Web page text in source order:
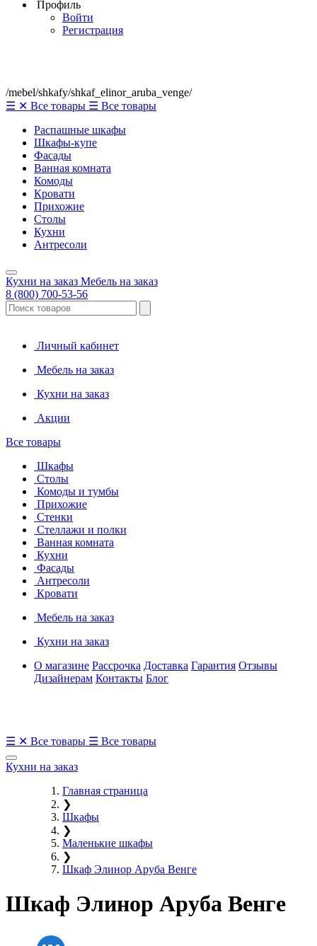
Профиль
Войти
Регистрация
/mebel/shkafy/shkaf_elinor_aruba_venge/
☰ ✕ Все товары ☰ Все товары
Распашные шкафы
Шкафы-купе
Фасады
Ванная комната
Комоды
Кровати
Прихожие
Столы
Кухни
Антресоли
Кухни на заказ Мебель на заказ
8 (800) 700-53-56
Личный кабинет
Мебель на заказ
Кухни на заказ
Акции
Все товары
Шкафы
Столы
Комоды и тумбы
Прихожие
Стенки
Стеллажи и полки
Ванная комната
Кухни
Фасады
Антресоли
Кровати
Мебель на заказ
Кухни на заказ
О магазине Рассрочка Доставка Гарантия Отзывы
Дизайнерам Контакты Блог
☰ ✕ Все товары ☰ Все товары
Кухни на заказ
Главная страница
❯
Шкафы
❯
Маленькие шкафы
❯
Шкаф Элинор Аруба Венге
Шкаф Элинор Аруба Венге